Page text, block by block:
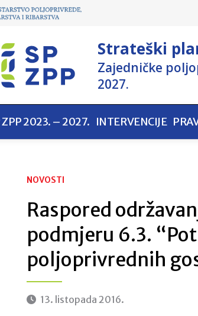
Strateški
Zajedničke
2027.
ZPP 2023. – 2027. INTERVENCIJE
NOVOSTI
Raspored
podmjeru 6.3.
poljoprivrednih
13. listopada 2016.